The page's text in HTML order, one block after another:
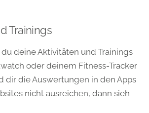
Trainings
du deine Aktivitäten und Trainings
oder deinem Fitness-Tracker
dir die Auswertungen in den Apps
nicht ausreichen, dann sieh